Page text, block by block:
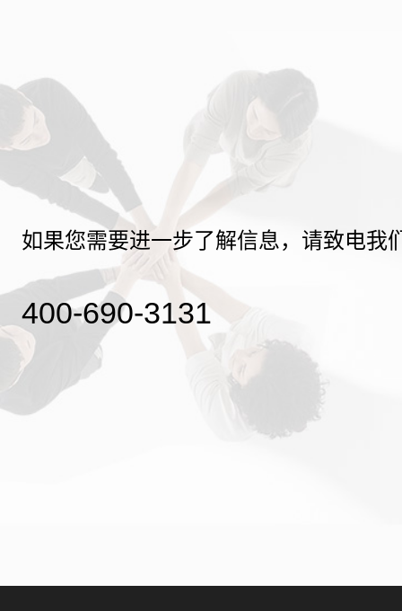
如果您需要进一步了解信息，请致电我
400-690-3131